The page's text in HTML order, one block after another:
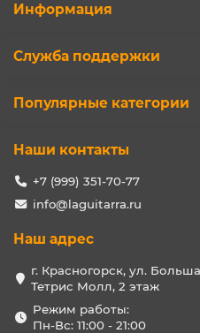
Информация
Служба поддержки
Популярные категории
Наши контакты
+7 (999) 351-70-77
info@laguitarra.ru
Наш адрес
г. Красногорск, ул.
Тетрис Молл, 2 этаж
Режим работы:
Пн-Вс: 11:00 - 21:00